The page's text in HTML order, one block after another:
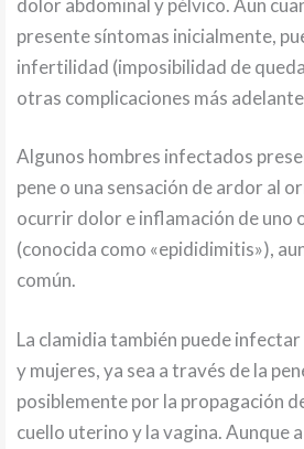
presente síntomas inicialmente,
infertilidad (imposibilidad de
otras complicaciones más
Algunos hombres infectados
pene o una sensación de ardor al
ocurrir dolor e inflamación de uno
(conocida como «epididimitis»),
común.
La clamidia también puede
y mujeres, ya sea a través de la
posiblemente por la propagación
cuello uterino y la vagina. Aunque